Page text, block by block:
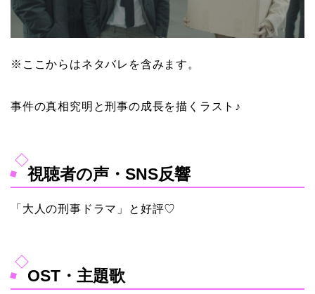
※ここからはネタバレを含みます。
事件の真相究明と刑事の成長を描くラスト♪
視聴者の声・SNS反響
「大人の刑事ドラマ」と好評♡
OST・主題歌